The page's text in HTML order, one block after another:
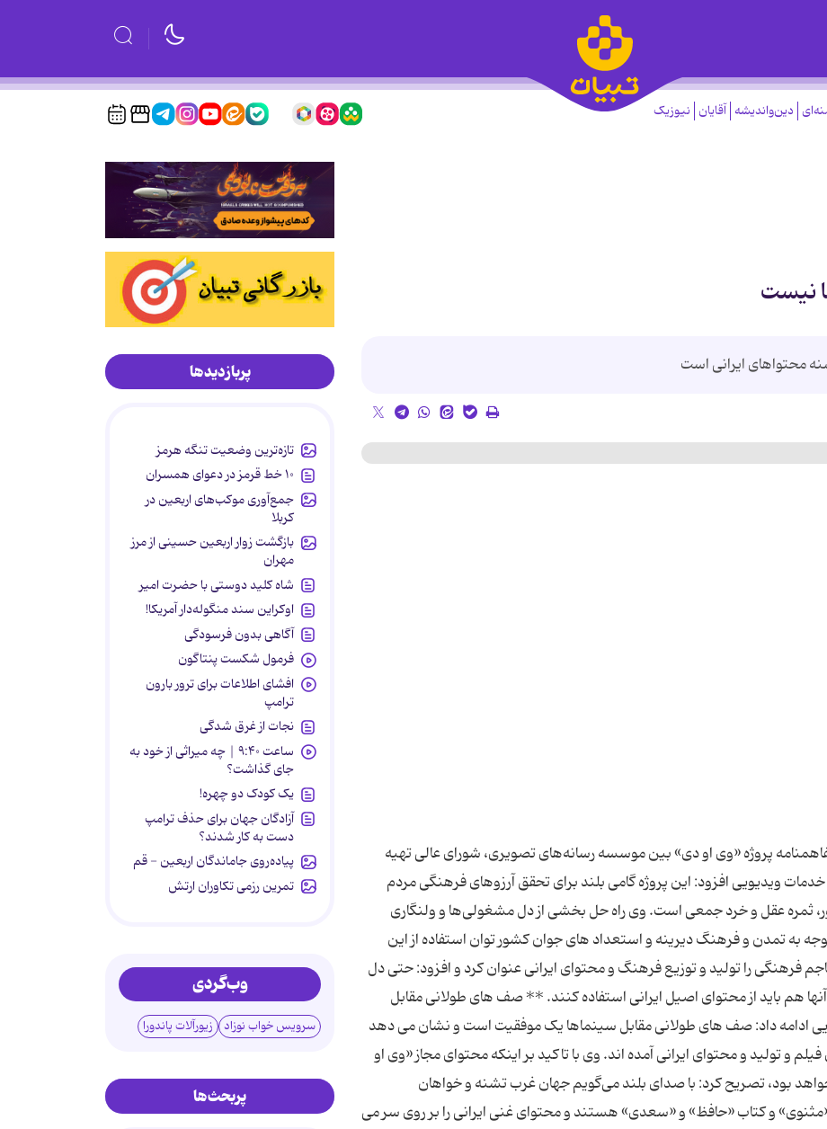
دین‌واندیشه آقایان نیوزیک
نیست
محتواهای ایرانی است
پروژه «وی او دی» بین موسسه رسانه‌های تصویری، شورای عالی تهیه
ویدیویی افزود: این پروژه گامی بلند برای تحقق آرزوهای فرهنگی مردم
ثمره عقل و خرد جمعی است. وی راه ‌حل بخشی از دل‌ مشغولی‌‌ها و ولنگاری
به تمدن و فرهنگ دیرینه و استعداد های جوان کشور توان استفاده از این
فرهنگی را تولید و توزیع فرهنگ و محتوای ایرانی عنوان کرد و افزود: حتی دل
هم باید از محتوای اصیل ایرانی استفاده کنند. ** صف های طولانی مقابل
ادامه داد: صف های طولانی مقابل سینماها یک موفقیت است و نشان می دهد
و تولید و محتوای ایرانی آمده اند. وی با تاکید بر اینکه محتوای مجاز «وی او
بود، تصریح کرد: با صدای بلند می‌گویم جهان غرب تشنه و خواهان
و کتاب «حافظ» و «سعدی» هستند و محتوای غنی ایرانی را بر روی سر می
پربازدیدها
تازه‌ترین وضعیت تنگه هرمز
۱۰ خط قرمز در دعوای همسران
جمع‌آوری موکب‌های اربعین در
کربلا
بازگشت زوار اربعین حسینی از مرز
مهران
شاه کلید دوستی با حضرت امیر
اوکراین سند منگوله‌دار آمریکا!
آگاهی بدون فرسودگی
فرمول شکست پنتاگون
افشای اطلاعات برای ترور بارون
ترامپ
نجات از غرق شدگی
ساعت ۹:۴۰ | چه میراثی از خود به
جای گذاشت؟
یک کودک دو چهره!
آزادگان جهان برای حذف ترامپ
دست به کار شدند؟
پیاده‌روی جاماندگان اربعین - قم
تمرین رزمی تکاوران ارتش
وب‌گردی
سرویس خواب نوزاد زیورآلات پاندورا
پربحث‌ها